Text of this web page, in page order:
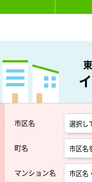
市区名
町名
マンション名